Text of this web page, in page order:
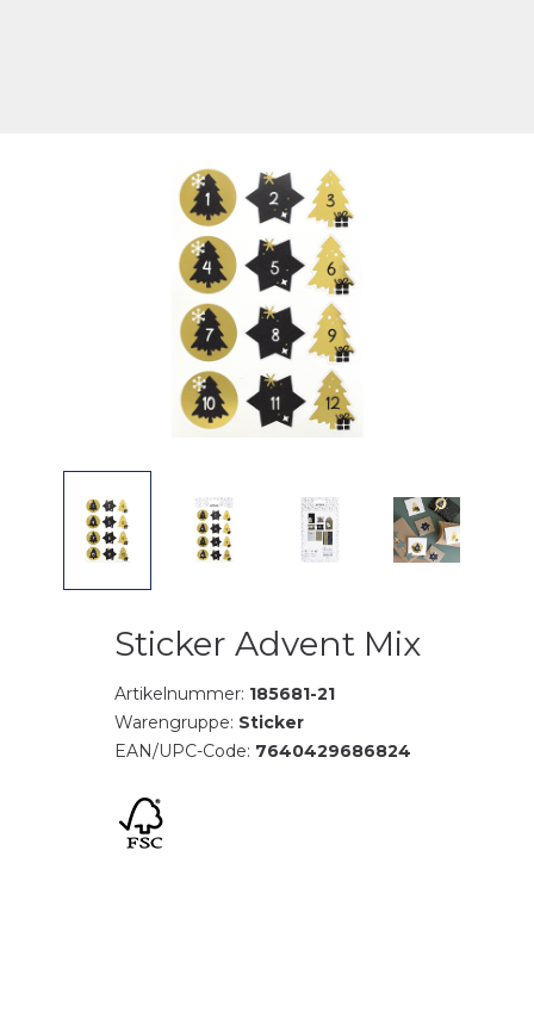
Sticker Advent Mix
Artikelnummer: 185681-21
Warengruppe: Sticker
EAN/UPC-Code: 7640429686824